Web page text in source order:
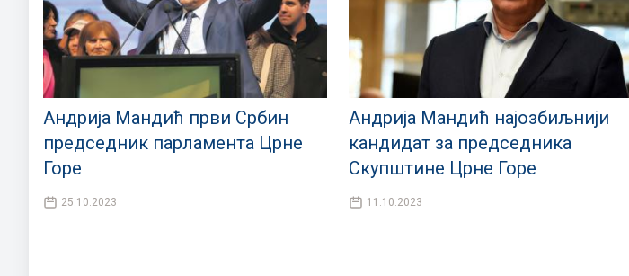
Андрија Мандић први Србин
председник парламента Црне
Горе
25.10.2023
Андрија Мандић најозбиљнији
кандидат за председника
Скупштине Црне Горе
11.10.2023